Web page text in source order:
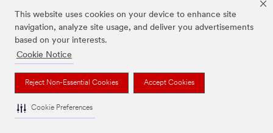
This website uses cookies on your device to enhance site
navigation, analyze site usage, and deliver you advertisements
based on your interests.
Cookie Notice
Reject Non-Essential Cookies Accept Cookies
Cookie Preferences